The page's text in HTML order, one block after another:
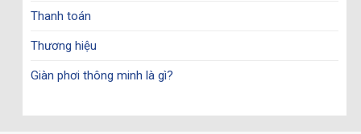
Thanh toán
Thương hiệu
Giàn phơi thông minh là gì?